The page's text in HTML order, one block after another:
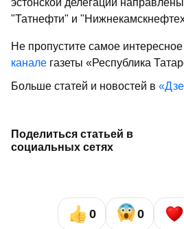
эстонской делегации
"Татнефти" и
Не пропустите самое интересное
канале газеты «Республика
Больше статей и новостей в
Поделиться статьей в
социальных сетях
0 0